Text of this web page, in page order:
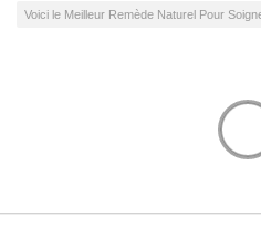
Voici le Meilleur Remède Naturel Pour